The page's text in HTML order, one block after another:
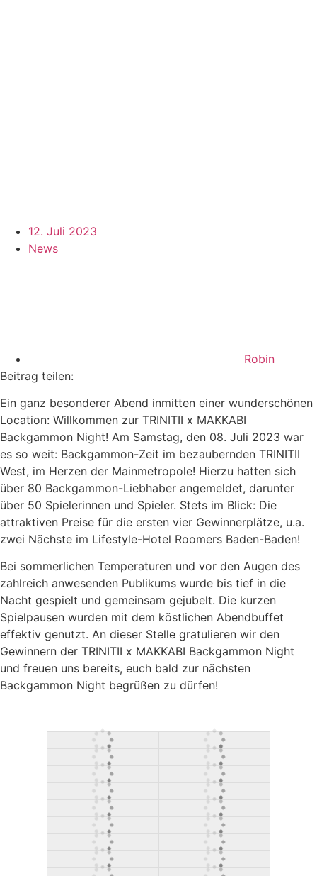
12. Juli 2023
News
Robin
Beitrag teilen:
Ein ganz besonderer Abend inmitten einer wunderschönen
Location: Willkommen zur TRINITII x MAKKABI
Backgammon Night! Am Samstag, den 08. Juli 2023 war
es so weit: Backgammon-Zeit im bezaubernden TRINITII
West, im Herzen der Mainmetropole! Hierzu hatten sich
über 80 Backgammon-Liebhaber angemeldet, darunter
über 50 Spielerinnen und Spieler. Stets im Blick: Die
attraktiven Preise für die ersten vier Gewinnerplätze, u.a.
zwei Nächste im Lifestyle-Hotel Roomers Baden-Baden!
Bei sommerlichen Temperaturen und vor den Augen des
zahlreich anwesenden Publikums wurde bis tief in die
Nacht gespielt und gemeinsam gejubelt. Die kurzen
Spielpausen wurden mit dem köstlichen Abendbuffet
effektiv genutzt. An dieser Stelle gratulieren wir den
Gewinnern der TRINITII x MAKKABI Backgammon Night
und freuen uns bereits, euch bald zur nächsten
Backgammon Night begrüßen zu dürfen!